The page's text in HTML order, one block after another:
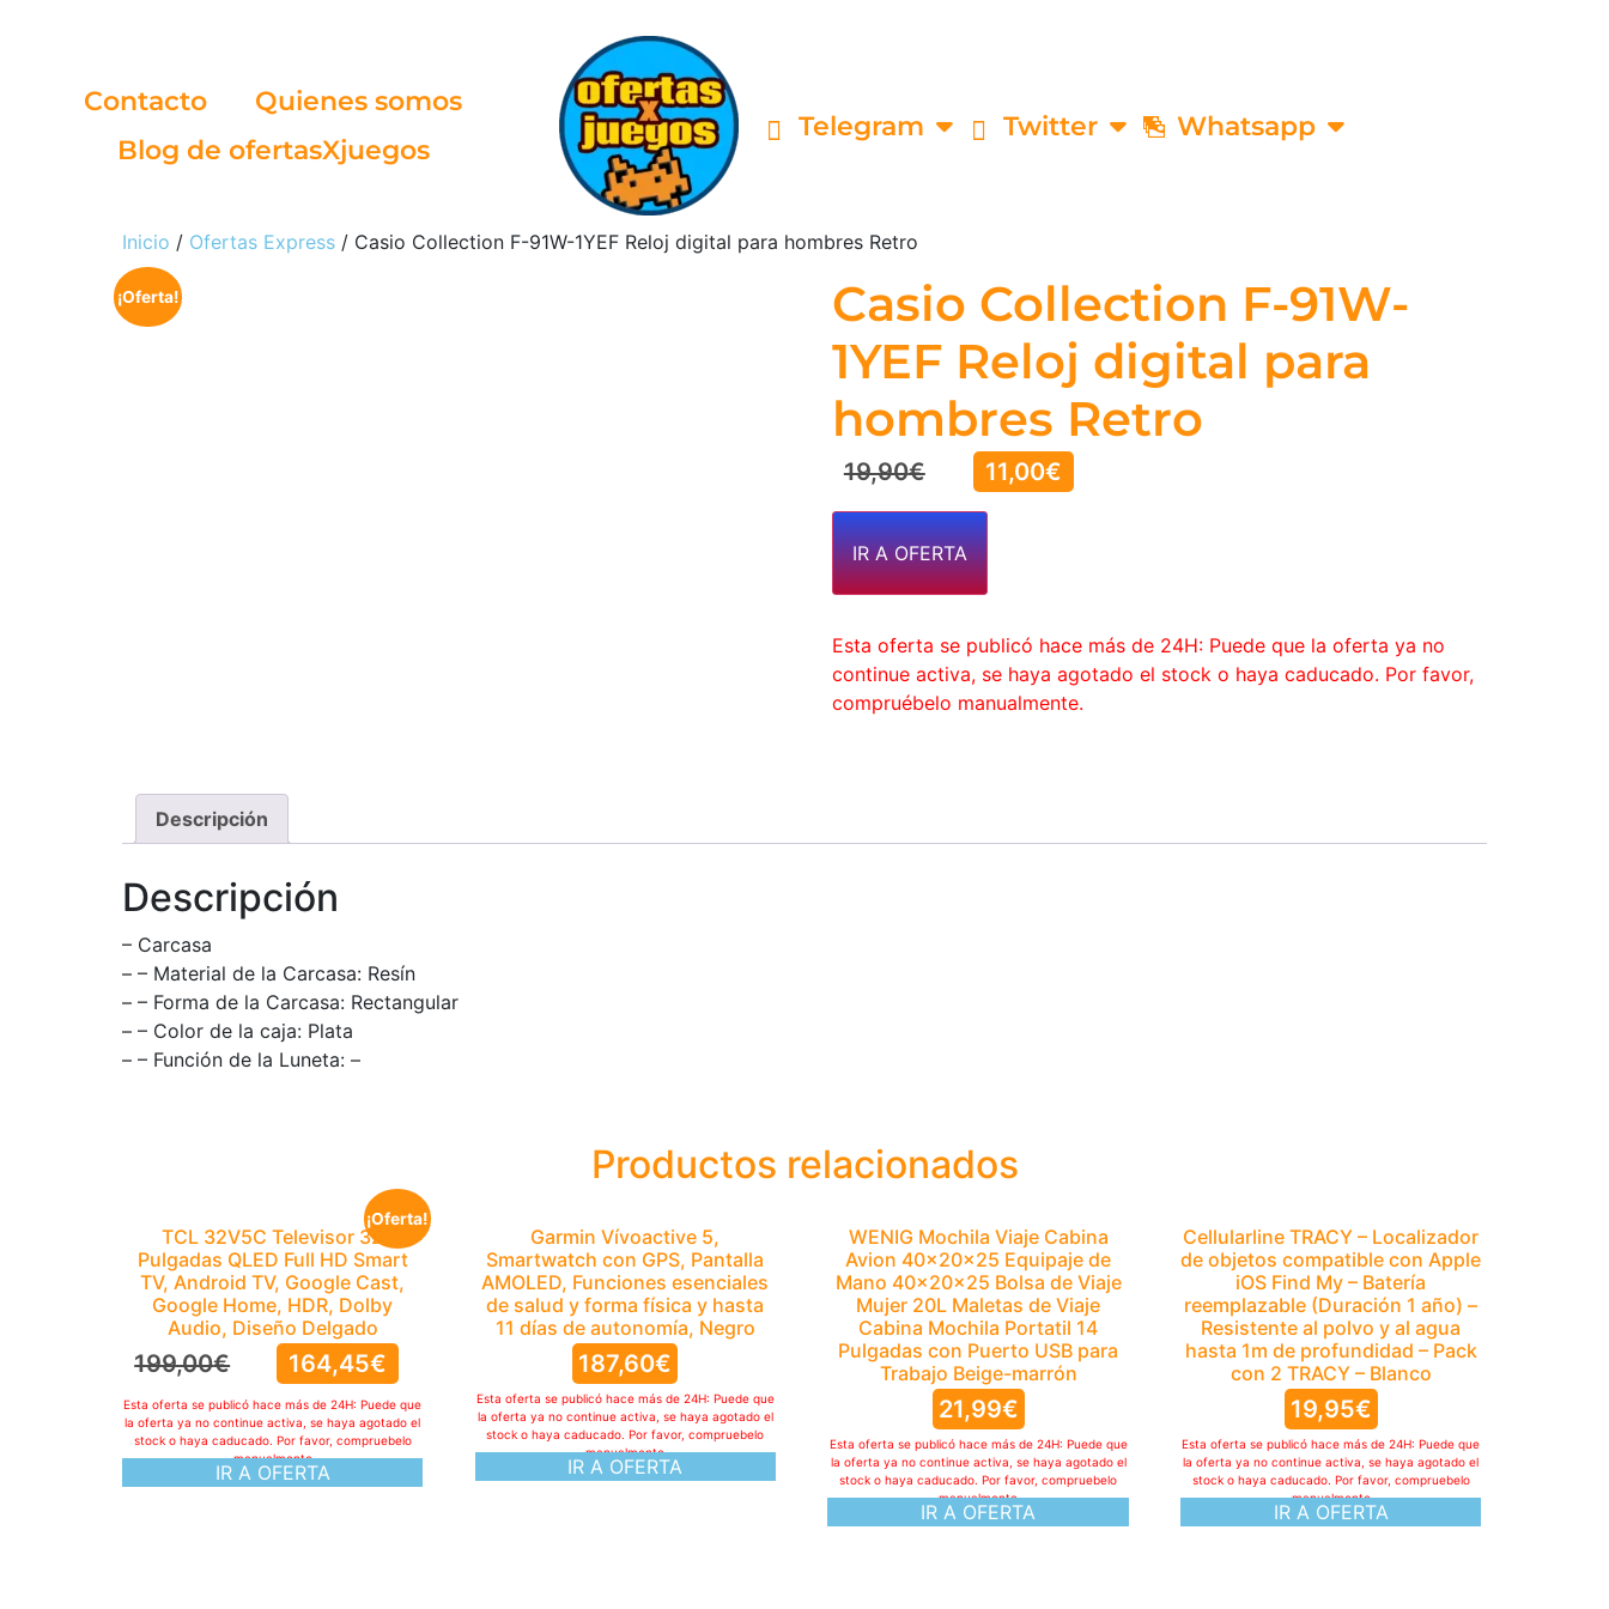
Contacto
Quienes somos
Blog de ofertasXjuegos
Telegram Twitter Whatsapp
Inicio / Ofertas Express / Casio Collection F-91W-1YEF Reloj digital para hombres Retro
¡Oferta!
Casio Collection F-91W-
1YEF Reloj digital para
hombres Retro
19,90€ 11,00€
IR A OFERTA
Esta oferta se publicó hace más de 24H: Puede que la oferta ya no
continue activa, se haya agotado el stock o haya caducado. Por favor,
compruébelo manualmente.
Descripción
Descripción
– Carcasa
– – Material de la Carcasa: Resín
– – Forma de la Carcasa: Rectangular
– – Color de la caja: Plata
– – Función de la Luneta: –
Productos relacionados
¡Oferta!
TCL 32V5C Televisor 32
Pulgadas QLED Full HD Smart
TV, Android TV, Google Cast,
Google Home, HDR, Dolby
Audio, Diseño Delgado
199,00€ 164,45€
IR A OFERTA
Esta oferta se publicó hace más de 24H: Puede que
la oferta ya no continue activa, se haya agotado el
stock o haya caducado. Por favor, compruebelo
manualmente
Garmin Vívoactive 5,
Smartwatch con GPS, Pantalla
AMOLED, Funciones esenciales
de salud y forma física y hasta
11 días de autonomía, Negro
187,60€
IR A OFERTA
Esta oferta se publicó hace más de 24H: Puede que
la oferta ya no continue activa, se haya agotado el
stock o haya caducado. Por favor, compruebelo
manualmente
WENIG Mochila Viaje Cabina
Avion 40x20x25 Equipaje de
Mano 40x20x25 Bolsa de Viaje
Mujer 20L Maletas de Viaje
Cabina Mochila Portatil 14
Pulgadas con Puerto USB para
Trabajo Beige-marrón
21,99€
IR A OFERTA
Esta oferta se publicó hace más de 24H: Puede que
la oferta ya no continue activa, se haya agotado el
stock o haya caducado. Por favor, compruebelo
manualmente
Cellularline TRACY – Localizador
de objetos compatible con Apple
iOS Find My – Batería
reemplazable (Duración 1 año) –
Resistente al polvo y al agua
hasta 1m de profundidad – Pack
con 2 TRACY – Blanco
19,95€
IR A OFERTA
Esta oferta se publicó hace más de 24H: Puede que
la oferta ya no continue activa, se haya agotado el
stock o haya caducado. Por favor, compruebelo
manualmente